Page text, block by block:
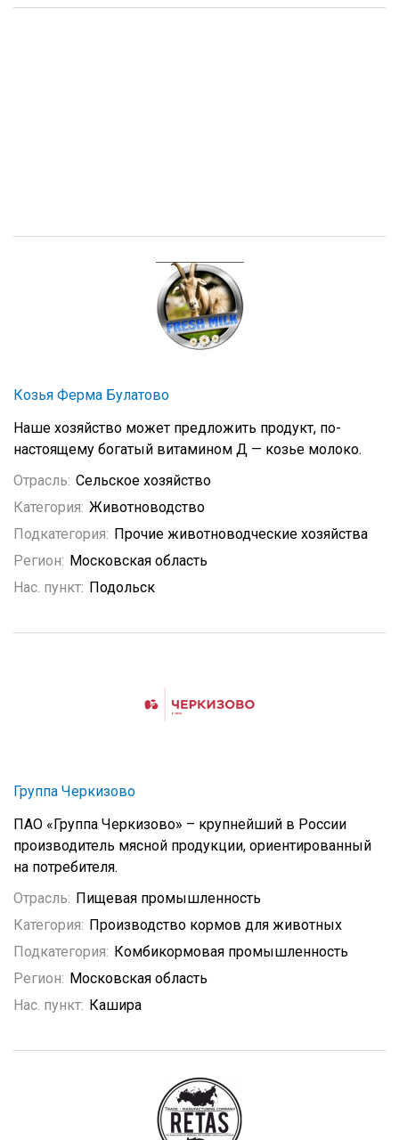
Козья Ферма Булатово
Наше хозяйство может предложить продукт, по-
настоящему богатый витамином Д — козье молоко.
Отрасль: Сельское хозяйство
Категория: Животноводство
Подкатегория: Прочие животноводческие хозяйства
Регион: Московская область
Нас. пункт: Подольск
Группа Черкизово
ПАО «Группа Черкизово» – крупнейший в России
производитель мясной продукции, ориентированный
на потребителя.
Отрасль: Пищевая промышленность
Категория: Производство кормов для животных
Подкатегория: Комбикормовая промышленность
Регион: Московская область
Нас. пункт: Кашира